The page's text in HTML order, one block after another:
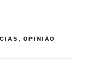
, OPINIÃO